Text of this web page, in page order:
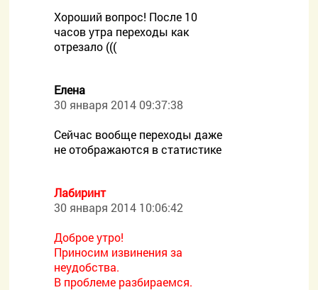
Хороший вопрос! После 10
часов утра переходы как
отрезало (((
Елена
30 января 2014 09:37:38
Сейчас вообще переходы даже
не отображаются в статистике
Лабиринт
30 января 2014 10:06:42
Доброе утро!
Приносим извинения за
неудобства.
В проблеме разбираемся.